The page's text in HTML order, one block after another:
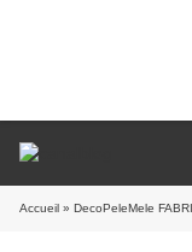
Accueil » DecoPeleMele